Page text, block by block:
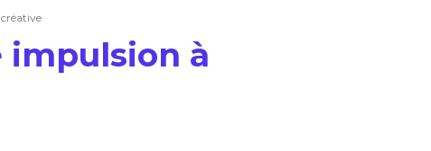
impulsion à